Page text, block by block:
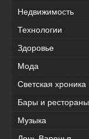
Недвижимость
Технологии
Здоровье
Мода
Светская хроника
Бары и рестораны
Музыка